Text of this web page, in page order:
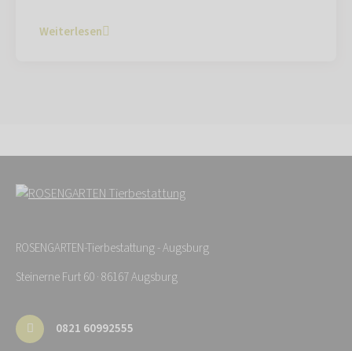
Weiterlesen
ROSENGARTEN-Tierbestattung - Augsburg
Steinerne Furt 60 · 86167 Augsburg
0821 60992555